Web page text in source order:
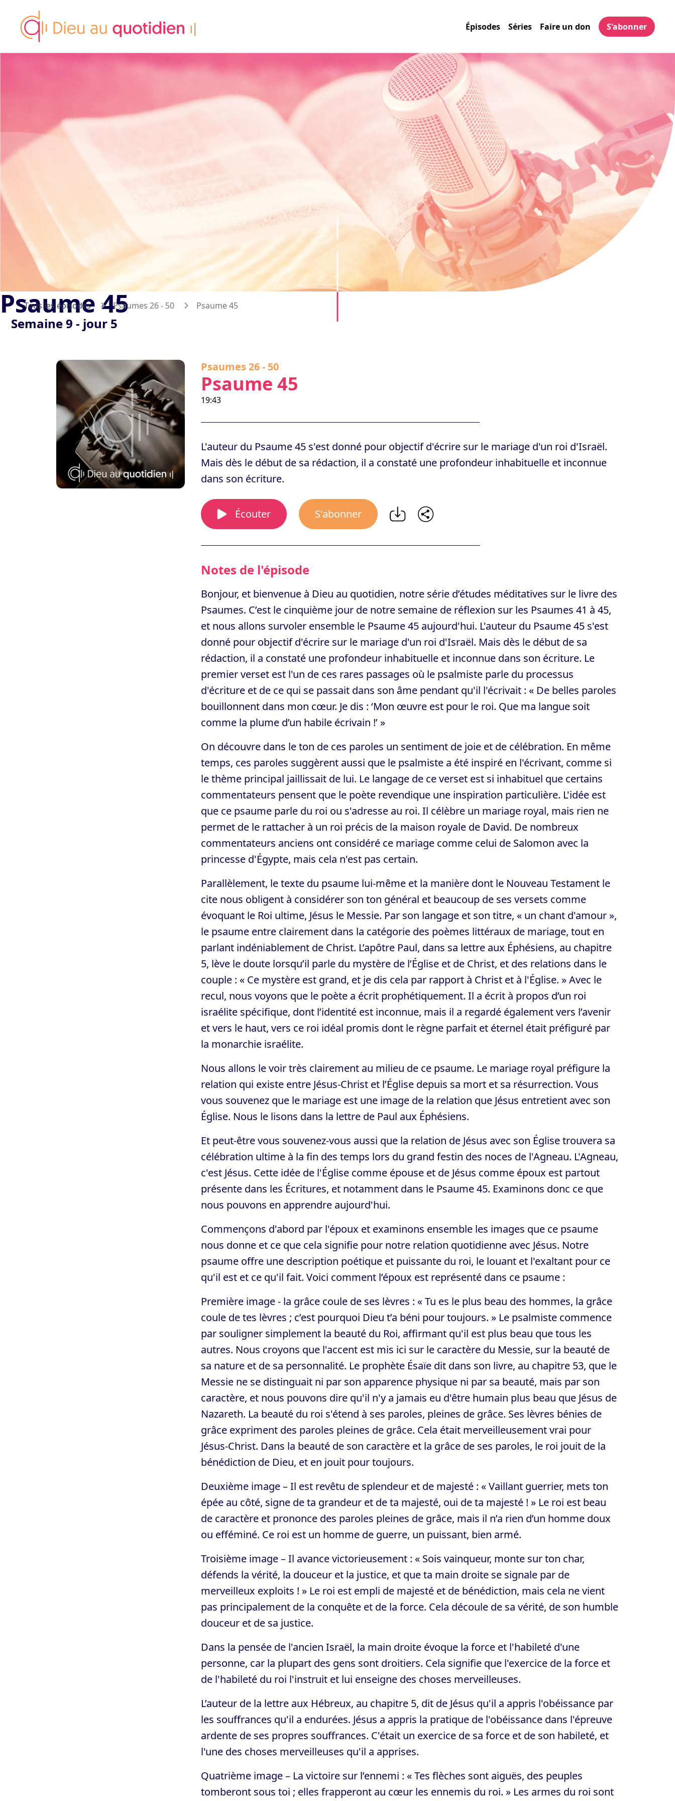
Épisodes Séries Faire un don S'abonner
Psaume 45
Semaine 9 - jour 5
Tous les épisodes Psaumes 26 - 50 Psaume 45
Psaumes 26 - 50
Psaume 45
19:43
L'auteur du Psaume 45 s'est donné pour objectif d'écrire sur le mariage d'un roi d'Israël.
Mais dès le début de sa rédaction, il a constaté une profondeur inhabituelle et inconnue
dans son écriture.
Écouter S'abonner
Notes de l'épisode
Bonjour, et bienvenue à Dieu au quotidien, notre série d’études méditatives sur le livre des
Psaumes. C’est le cinquième jour de notre semaine de réflexion sur les Psaumes 41 à 45,
et nous allons survoler ensemble le Psaume 45 aujourd'hui. L'auteur du Psaume 45 s'est
donné pour objectif d'écrire sur le mariage d'un roi d'Israël. Mais dès le début de sa
rédaction, il a constaté une profondeur inhabituelle et inconnue dans son écriture. Le
premier verset est l'un de ces rares passages où le psalmiste parle du processus
d'écriture et de ce qui se passait dans son âme pendant qu'il l'écrivait : « De belles paroles
bouillonnent dans mon cœur. Je dis : ‘Mon œuvre est pour le roi. Que ma langue soit
comme la plume d’un habile écrivain !’ »
On découvre dans le ton de ces paroles un sentiment de joie et de célébration. En même
temps, ces paroles suggèrent aussi que le psalmiste a été inspiré en l'écrivant, comme si
le thème principal jaillissait de lui. Le langage de ce verset est si inhabituel que certains
commentateurs pensent que le poète revendique une inspiration particulière. L'idée est
que ce psaume parle du roi ou s'adresse au roi. Il célèbre un mariage royal, mais rien ne
permet de le rattacher à un roi précis de la maison royale de David. De nombreux
commentateurs anciens ont considéré ce mariage comme celui de Salomon avec la
princesse d'Égypte, mais cela n'est pas certain.
Parallèlement, le texte du psaume lui-même et la manière dont le Nouveau Testament le
cite nous obligent à considérer son ton général et beaucoup de ses versets comme
évoquant le Roi ultime, Jésus le Messie. Par son langage et son titre, « un chant d'amour »,
le psaume entre clairement dans la catégorie des poèmes littéraux de mariage, tout en
parlant indéniablement de Christ. L’apôtre Paul, dans sa lettre aux Éphésiens, au chapitre
5, lève le doute lorsqu’il parle du mystère de l’Église et de Christ, et des relations dans le
couple : « Ce mystère est grand, et je dis cela par rapport à Christ et à l'Église. » Avec le
recul, nous voyons que le poète a écrit prophétiquement. Il a écrit à propos d’un roi
israélite spécifique, dont l’identité est inconnue, mais il a regardé également vers l’avenir
et vers le haut, vers ce roi idéal promis dont le règne parfait et éternel était préfiguré par
la monarchie israélite.
Nous allons le voir très clairement au milieu de ce psaume. Le mariage royal préfigure la
relation qui existe entre Jésus-Christ et l’Église depuis sa mort et sa résurrection. Vous
vous souvenez que le mariage est une image de la relation que Jésus entretient avec son
Église. Nous le lisons dans la lettre de Paul aux Éphésiens.
Et peut-être vous souvenez-vous aussi que la relation de Jésus avec son Église trouvera sa
célébration ultime à la fin des temps lors du grand festin des noces de l'Agneau. L'Agneau,
c'est Jésus. Cette idée de l'Église comme épouse et de Jésus comme époux est partout
présente dans les Écritures, et notamment dans le Psaume 45. Examinons donc ce que
nous pouvons en apprendre aujourd'hui.
Commençons d'abord par l'époux et examinons ensemble les images que ce psaume
nous donne et ce que cela signifie pour notre relation quotidienne avec Jésus. Notre
psaume offre une description poétique et puissante du roi, le louant et l'exaltant pour ce
qu'il est et ce qu'il fait. Voici comment l’époux est représenté dans ce psaume :
Première image - la grâce coule de ses lèvres : « Tu es le plus beau des hommes, la grâce
coule de tes lèvres ; c’est pourquoi Dieu t’a béni pour toujours. » Le psalmiste commence
par souligner simplement la beauté du Roi, affirmant qu'il est plus beau que tous les
autres. Nous croyons que l'accent est mis ici sur le caractère du Messie, sur la beauté de
sa nature et de sa personnalité. Le prophète Ésaïe dit dans son livre, au chapitre 53, que le
Messie ne se distinguait ni par son apparence physique ni par sa beauté, mais par son
caractère, et nous pouvons dire qu'il n'y a jamais eu d'être humain plus beau que Jésus de
Nazareth. La beauté du roi s'étend à ses paroles, pleines de grâce. Ses lèvres bénies de
grâce expriment des paroles pleines de grâce. Cela était merveilleusement vrai pour
Jésus-Christ. Dans la beauté de son caractère et la grâce de ses paroles, le roi jouit de la
bénédiction de Dieu, et en jouit pour toujours.
Deuxième image – Il est revêtu de splendeur et de majesté : « Vaillant guerrier, mets ton
épée au côté, signe de ta grandeur et de ta majesté, oui de ta majesté ! » Le roi est beau
de caractère et prononce des paroles pleines de grâce, mais il n’a rien d’un homme doux
ou efféminé. Ce roi est un homme de guerre, un puissant, bien armé.
Troisième image – Il avance victorieusement : « Sois vainqueur, monte sur ton char,
défends la vérité, la douceur et la justice, et que ta main droite se signale par de
merveilleux exploits ! » Le roi est empli de majesté et de bénédiction, mais cela ne vient
pas principalement de la conquête et de la force. Cela découle de sa vérité, de son humble
douceur et de sa justice.
Dans la pensée de l'ancien Israël, la main droite évoque la force et l'habileté d'une
personne, car la plupart des gens sont droitiers. Cela signifie que l'exercice de la force et
de l'habileté du roi l'instruit et lui enseigne des choses merveilleuses.
L’auteur de la lettre aux Hébreux, au chapitre 5, dit de Jésus qu'il a appris l'obéissance par
les souffrances qu'il a endurées. Jésus a appris la pratique de l'obéissance dans l'épreuve
ardente de ses propres souffrances. C'était un exercice de sa force et de son habileté, et
l'une des choses merveilleuses qu'il a apprises.
Quatrième image – La victoire sur l’ennemi : « Tes flèches sont aiguës, des peuples
tomberont sous toi ; elles frapperont au cœur les ennemis du roi. » Les armes du roi sont